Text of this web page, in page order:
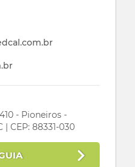
- Pioneiros -
CEP: 88331-030